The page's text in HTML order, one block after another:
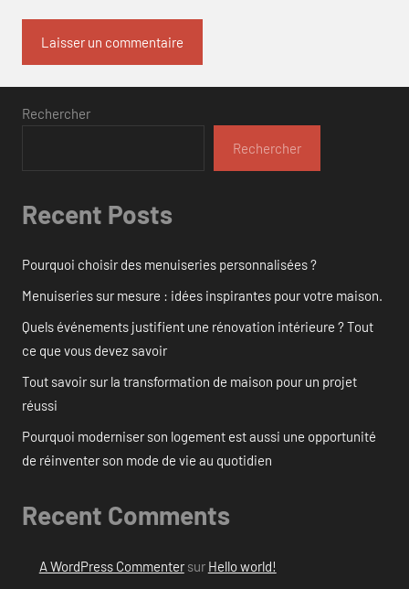
Rechercher
Rechercher
Recent Posts
Pourquoi choisir des menuiseries personnalisées ?
Menuiseries sur mesure : idées inspirantes pour votre maison.
Quels événements justifient une rénovation intérieure ? Tout
ce que vous devez savoir
Tout savoir sur la transformation de maison pour un projet
réussi
Pourquoi moderniser son logement est aussi une opportunité
de réinventer son mode de vie au quotidien
Recent Comments
A WordPress Commentersur Hello world!